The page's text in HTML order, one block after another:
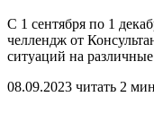
С 1 сентября по 1
челлендж от
ситуаций на
08.09.2023 читать 2